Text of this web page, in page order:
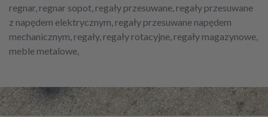
regnar, regnar sopot, regały przesuwane, regały przesuwane
z napędem elektrycznym, regały przesuwane napędem
mechanicznym, regały, regały rotacyjne, regały magazynowe,
meble metalowe,